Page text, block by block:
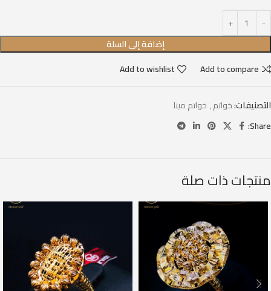
إضافة إلى السلة
Add to compare
Add to wishlist
التصنيفات:خواتم, خواتم مينا
Share:
منتجات ذات صلة